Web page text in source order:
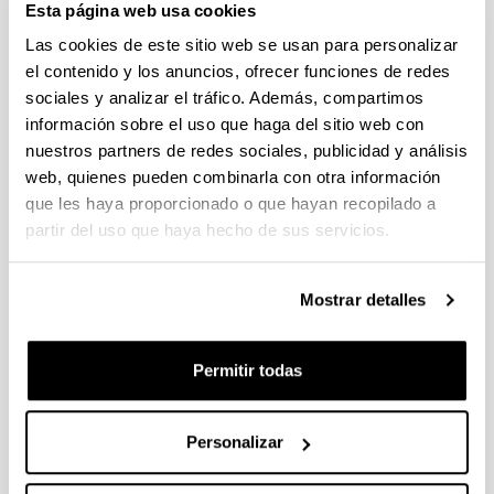
Esta página web usa cookies
Las cookies de este sitio web se usan para personalizar
el contenido y los anuncios, ofrecer funciones de redes
sociales y analizar el tráfico. Además, compartimos
información sobre el uso que haga del sitio web con
nuestros partners de redes sociales, publicidad y análisis
web, quienes pueden combinarla con otra información
que les haya proporcionado o que hayan recopilado a
partir del uso que haya hecho de sus servicios.
Mostrar detalles
Permitir todas
Personalizar
consecutivo la cifra de los 3000
análisis.
20/11/2014
La unidad de Análisis Elemental del SCAB ha superado
por segundo año consecutivo la cifra de los 3000
conocimiento del % CHNSO sirve de gran ayuda a los
investigadores para el conocimiento estructural en